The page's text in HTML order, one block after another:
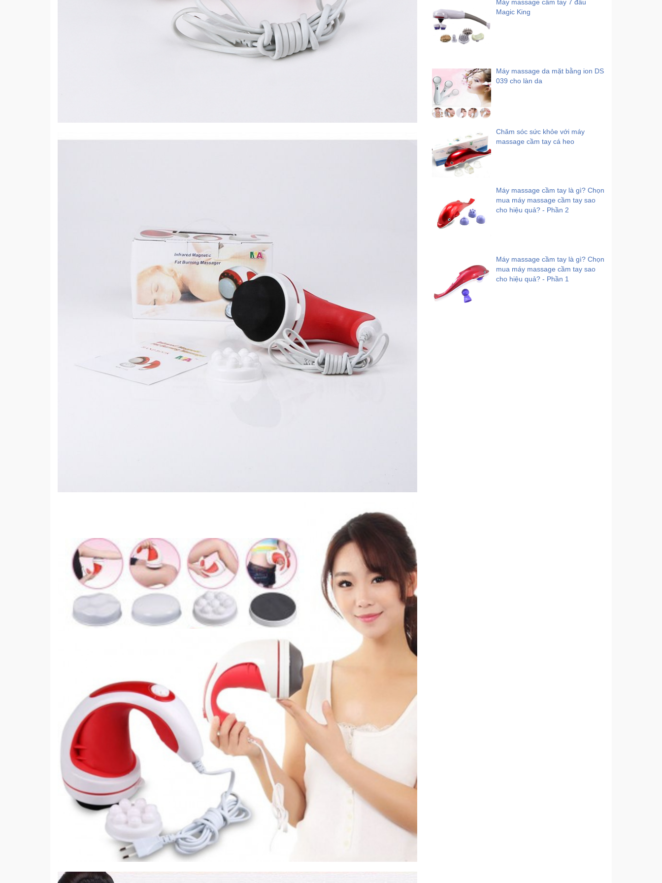
Máy massage cầm tay 7 đầu
Magic King
Máy massage da mặt bằng ion DS
039 cho làn da
Chăm sóc sức khỏe với máy
massage cầm tay cá heo
Máy massage cầm tay là gì? Chọn
mua máy massage cầm tay sao
cho hiệu quả? - Phần 2
Máy massage cầm tay là gì? Chọn
mua máy massage cầm tay sao
cho hiệu quả? - Phần 1